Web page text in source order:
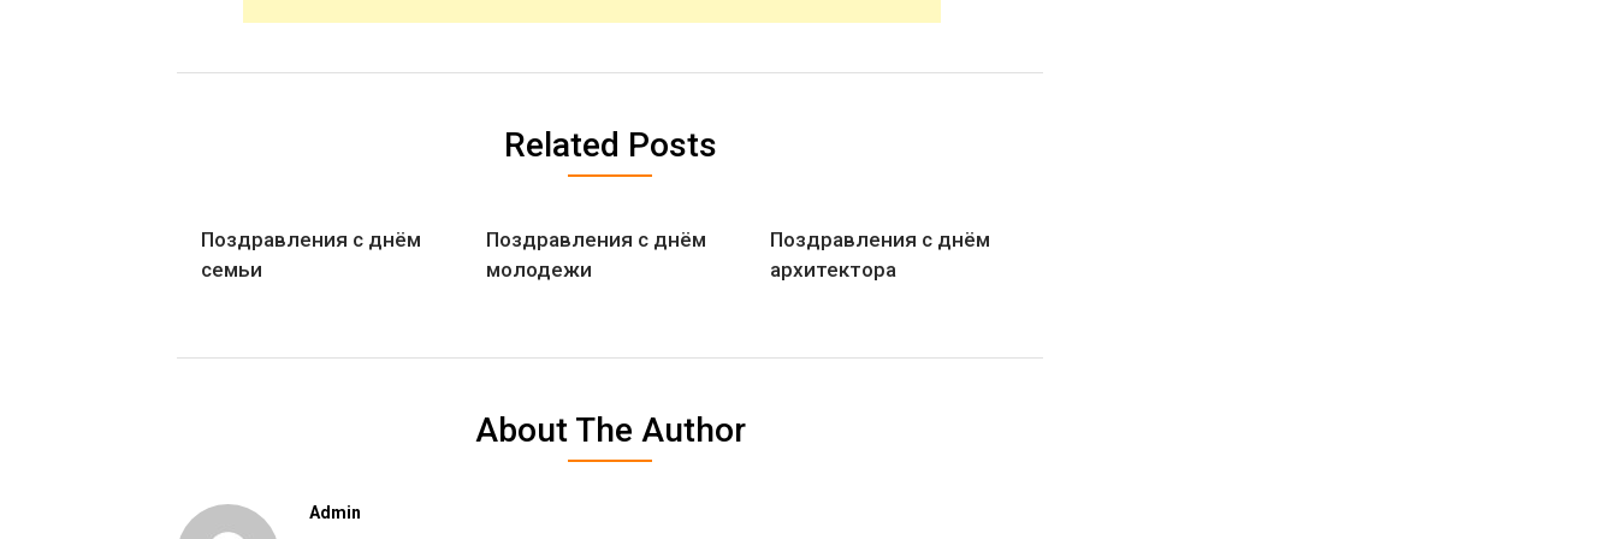
Related Posts
Поздравления с днём
семьи
Поздравления с днём
молодежи
Поздравления с днём
архитектора
About The Author
Admin